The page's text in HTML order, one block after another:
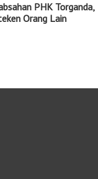
PHK Torganda,
Orang Lain